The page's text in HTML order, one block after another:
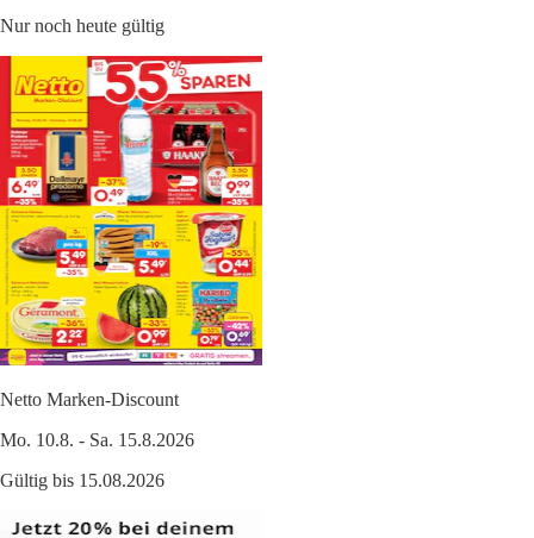
Nur noch heute gültig
Netto Marken-Discount
Mo. 10.8. - Sa. 15.8.2026
Gültig bis 15.08.2026